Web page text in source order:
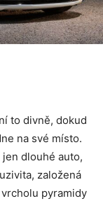
to divně, dokud
na své místo.
dlouhé auto,
založená
pyramidy